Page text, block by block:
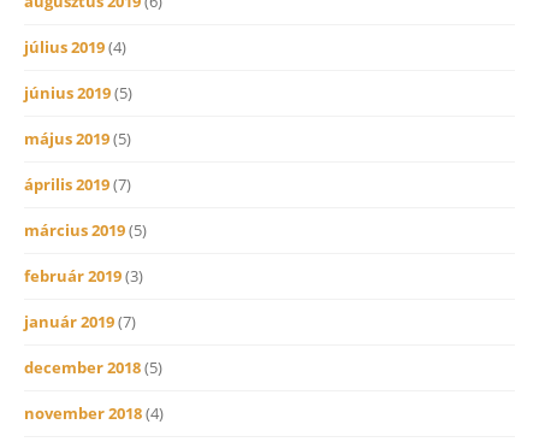
július 2019(4)
június 2019(5)
május 2019(5)
április 2019(7)
március 2019(5)
február 2019(3)
január 2019(7)
december 2018(5)
november 2018(4)